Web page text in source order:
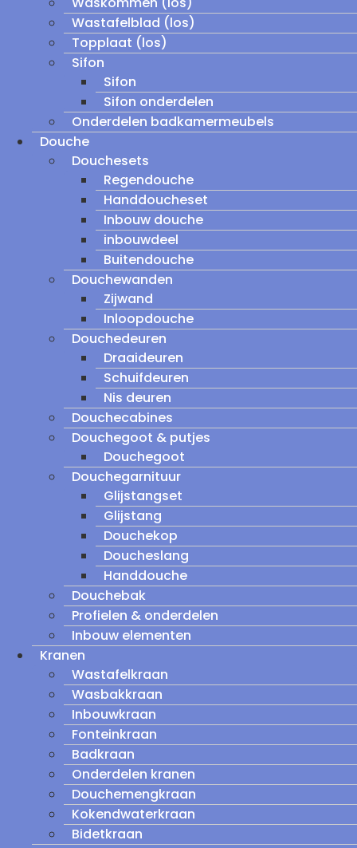
Wastafelblad (los)
Topplaat (los)
Sifon
Sifon
Sifon onderdelen
Onderdelen badkamermeubels
Douche
Douchesets
Regendouche
Handdoucheset
Inbouw douche
inbouwdeel
Buitendouche
Douchewanden
Zijwand
Inloopdouche
Douchedeuren
Draaideuren
Schuifdeuren
Nis deuren
Douchecabines
Douchegoot & putjes
Douchegoot
Douchegarnituur
Glijstangset
Glijstang
Douchekop
Doucheslang
Handdouche
Douchebak
Profielen & onderdelen
Inbouw elementen
Kranen
Wastafelkraan
Wasbakkraan
Inbouwkraan
Fonteinkraan
Badkraan
Onderdelen kranen
Douchemengkraan
Kokendwaterkraan
Bidetkraan